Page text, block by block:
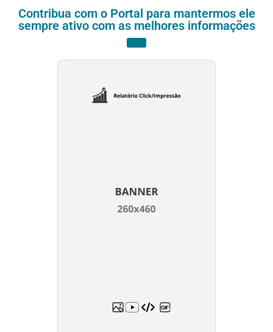
Contribua com o Portal para mantermos ele
sempre ativo com as melhores informações